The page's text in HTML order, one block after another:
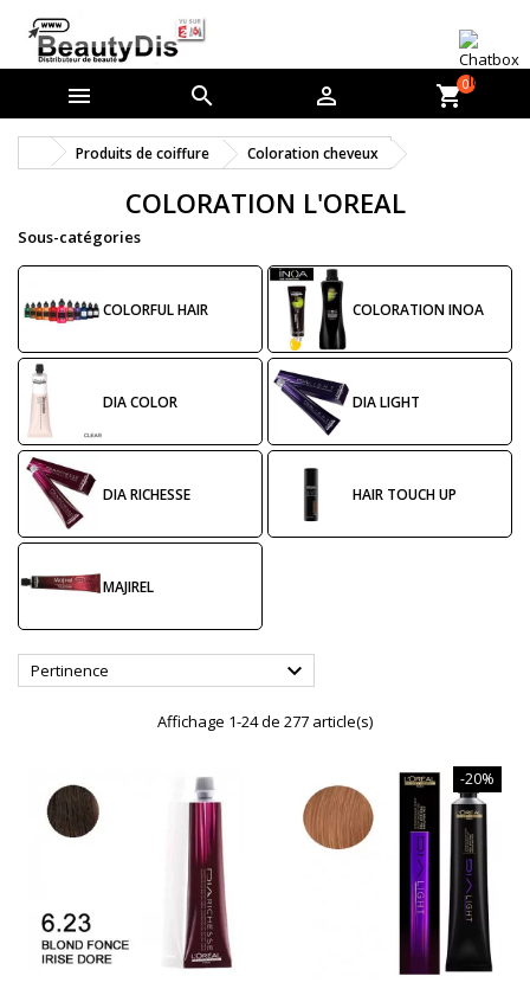
   shopping_cart0
Produits de coiffure Coloration cheveux
COLORATION L'OREAL
Sous-catégories
COLORFUL HAIR COLORATION INOA
DIA COLOR DIA LIGHT
DIA RICHESSE HAIR TOUCH UP
MAJIREL
Pertinence 
Affichage 1-24 de 277 article(s)
-20%